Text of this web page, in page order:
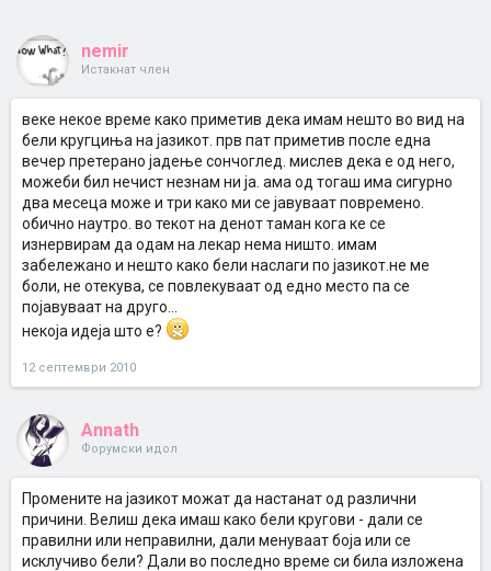
nemir
Истакнат член
веке некое време како приметив дека имам нешто во вид на
бели кругциња на јазикот. прв пат приметив после една
вечер претерано јадење сончоглед. мислев дека е од него,
можеби бил нечист незнам ни ја. ама од тогаш има сигурно
два месеца може и три како ми се јавуваат повремено.
обично наутро. во текот на денот таман кога ке се
изнервирам да одам на лекар нема ништо. имам
забележано и нешто како бели наслаги по јазикот.не ме
боли, не отекува, се повлекуваат од едно место па се
појавуваат на друго...
некоја идеја што е?
12 септември 2010
Annath
Форумски идол
Промените на јазикот можат да настанат од различни
причини. Велиш дека имаш како бели кругови - дали се
правилни или неправилни, дали менуваат боја или се
исклучиво бели? Дали во последно време си била изложена